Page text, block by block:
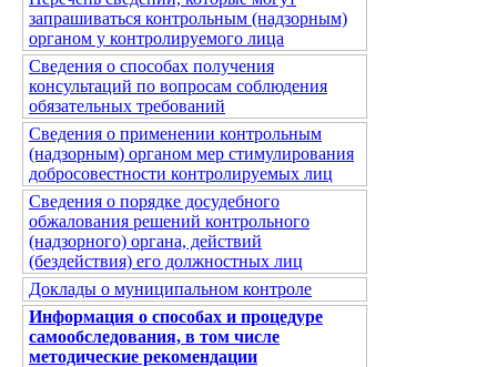
запрашиваться контрольным (надзорным)
органом у контролируемого лица
Сведения о способах получения
консультаций по вопросам соблюдения
обязательных требований
Сведения о применении контрольным
(надзорным) органом мер стимулирования
добросовестности контролируемых лиц
Сведения о порядке досудебного
обжалования решений контрольного
(надзорного) органа, действий
(бездействия) его должностных лиц
Доклады о муниципальном контроле
Информация о способах и процедуре
самообследования, в том числе
методические рекомендации